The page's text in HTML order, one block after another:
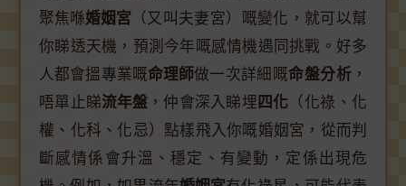
聚焦喺婚姻宮 （又叫夫妻宮）嘅變化，就可以幫
你睇透天機，預測今年嘅感情機遇同挑戰。好多
人都會搵專業嘅命理師做一次詳細嘅命盤分析 ，
唔單止睇流年盤 ，仲會深入睇埋 四化 （化祿、化
權、化科、化忌）點樣飛入你嘅婚姻宮，從而判
斷感情係會升溫、穩定、有變動，定係出現危